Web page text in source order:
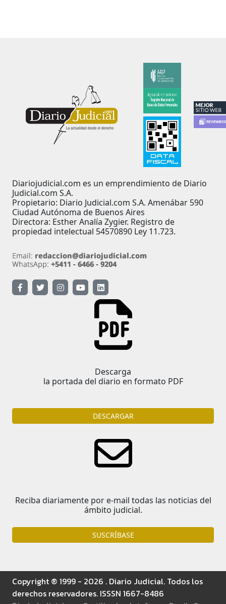
Diariojudicial.com es un emprendimiento de Diario
Judicial.com S.A.
Propietario: Diario Judicial.com S.A. Amenábar 590
Ciudad Autónoma de Buenos Aires
Directora: Esther Analía Zygier. Registro de
propiedad intelectual 54570890 Ley 11.723.
Descarga
la portada del diario en formato PDF
DESCARGAR
Reciba diariamente por e-mail todas las noticias del
ámbito judicial.
SUSCRÍBASE
Copyright ® 1999 - 2026 . Diario Judicial. Todos los
derechos reservadores. ISSSN 1667-8486